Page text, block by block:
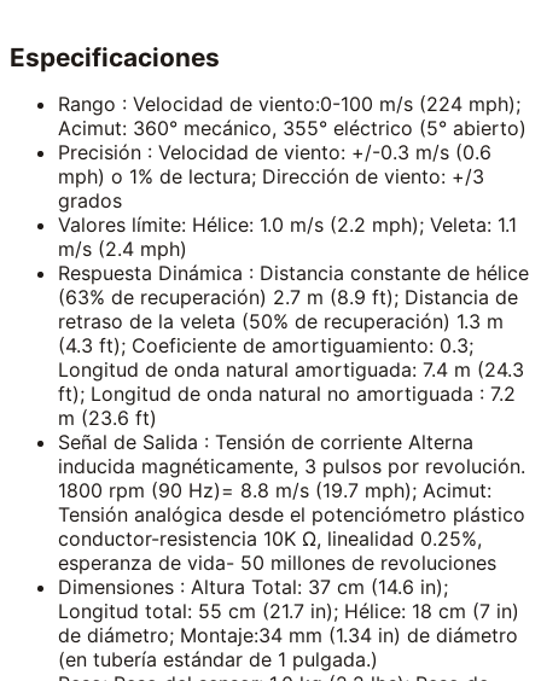
Especificaciones
Rango : Velocidad de viento:0-100 m/s (224 mph);
Acimut: 360° mecánico, 355° eléctrico (5° abierto)
Precisión : Velocidad de viento: +/-0.3 m/s (0.6
mph) o 1% de lectura; Dirección de viento: +/3
grados
Valores límite: Hélice: 1.0 m/s (2.2 mph); Veleta: 1.1
m/s (2.4 mph)
Respuesta Dinámica : Distancia constante de hélice
(63% de recuperación) 2.7 m (8.9 ft); Distancia de
retraso de la veleta (50% de recuperación) 1.3 m
(4.3 ft); Coeficiente de amortiguamiento: 0.3;
Longitud de onda natural amortiguada: 7.4 m (24.3
ft); Longitud de onda natural no amortiguada : 7.2
m (23.6 ft)
Señal de Salida : Tensión de corriente Alterna
inducida magnéticamente, 3 pulsos por revolución.
1800 rpm (90 Hz)= 8.8 m/s (19.7 mph); Acimut:
Tensión analógica desde el potenciómetro plástico
conductor-resistencia 10K Ω, linealidad 0.25%,
esperanza de vida- 50 millones de revoluciones
Dimensiones : Altura Total: 37 cm (14.6 in);
Longitud total: 55 cm (21.7 in); Hélice: 18 cm (7 in)
de diámetro; Montaje:34 mm (1.34 in) de diámetro
(en tubería estándar de 1 pulgada.)